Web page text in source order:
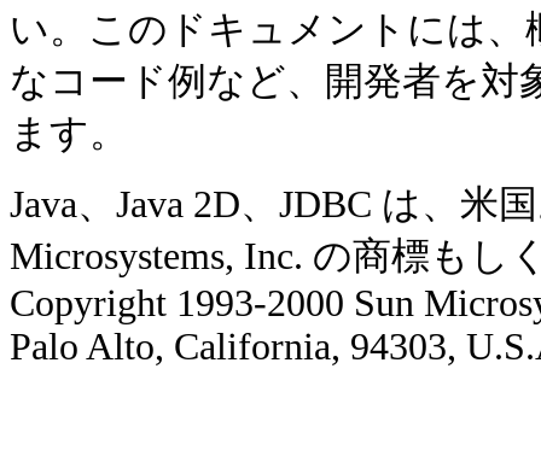
い。このドキュメントには、
なコード例など、開発者を
ます。
Java、Java 2D、JDBC は、
Microsystems, Inc. の商標もし
Copyright 1993-2000 Sun
Palo Alto, California, 94303,